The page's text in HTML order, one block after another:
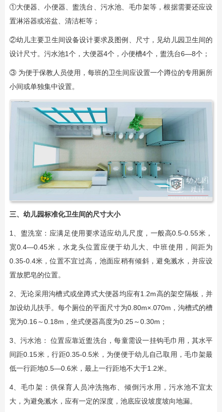
①大便器、小便器、盥洗台、污水池、毛巾架等，根据需要还应设
置淋浴器或浴盆、清洁柜等；
②幼儿主要卫生间设备设计要求及图例、尺寸，见幼儿园卫生间的
设计尺寸。污水池1个，大便器4个，小便槽4个，盥洗台6—8个；
③ 为便于保教人员使用，每班的卫生间应设置一个蹲位的专用厕所
小间或单独集中设置。
三、幼儿园标准化卫生间的尺寸大小
1、盥洗室：应满足使用要求适应幼儿尺度，一般高0.5-0.55米，
宽0.4—0.45米，水龙头位置应便于幼儿大、中班使用，间距为
0.35-0.4米，位置不宜过高，池面应稍有倾斜，避免溅水，并应设
置放肥皂的位置。
2、无论采用沟槽式或坐蹲式大便器均应有1.2m高的架空隔板，并
加设幼儿扶手。每个厕位的平面尺寸为0.80m×.070m，沟槽式的槽
宽为0.16～0.18m，坐式便器高度为0.25～0.30m；
3、污水池： 位置应靠近盥洗台，每童需设一挂钩毛巾用，其水平
间距0.15米，行距0.35-0.5米，为便便于幼儿自己取用，毛巾架最
低一行距地0.5—0.6米，最上一行距地不大于1.2米。
4、毛巾架：供保育人员冲洗拖布、倾倒污水用，污水池不宜太
大，为避免溅水，应有一定的深度，池底应设坡度坡向地漏。